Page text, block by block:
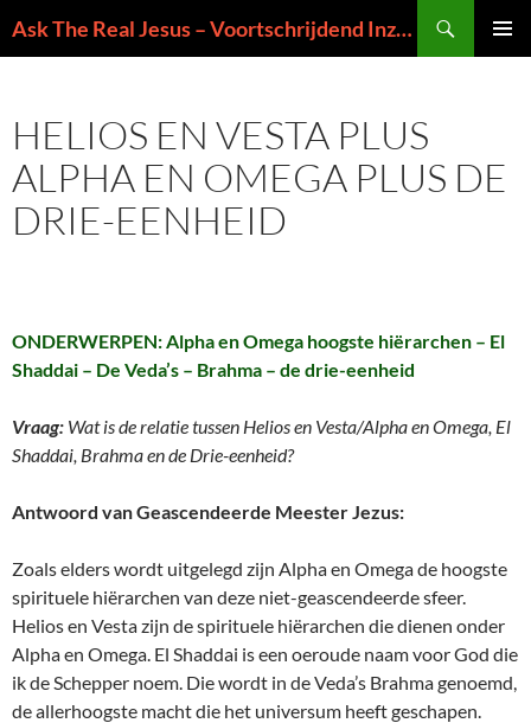
naar
Ask The Real Jesus – Voortschrijdend Inzicht in de Zin van het Leven
HELIOS EN VESTA PLUS
ALPHA EN OMEGA PLUS DE
DRIE-EENHEID
ONDERWERPEN: Alpha en Omega hoogste hiërarchen – El
Shaddai – De Veda’s – Brahma – de drie-eenheid
Vraag: Wat is de relatie tussen Helios en Vesta/Alpha en Omega, El
Shaddai, Brahma en de Drie-eenheid?
Antwoord van Geascendeerde Meester Jezus:
Zoals elders wordt uitgelegd zijn Alpha en Omega de hoogste
spirituele hiërarchen van deze niet-geascendeerde sfeer.
Helios en Vesta zijn de spirituele hiërarchen die dienen onder
Alpha en Omega. El Shaddai is een oeroude naam voor God die
ik de Schepper noem. Die wordt in de Veda’s Brahma genoemd,
de allerhoogste macht die het universum heeft geschapen.